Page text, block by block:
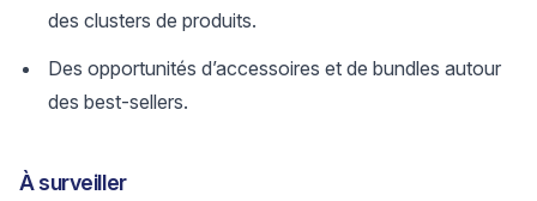
des clusters de produits.
Des opportunités d’accessoires et de bundles autour
des best-sellers.
À surveiller